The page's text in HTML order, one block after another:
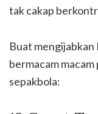
tak cakap
Buat mengijabkan
bermacam
sepakbola: